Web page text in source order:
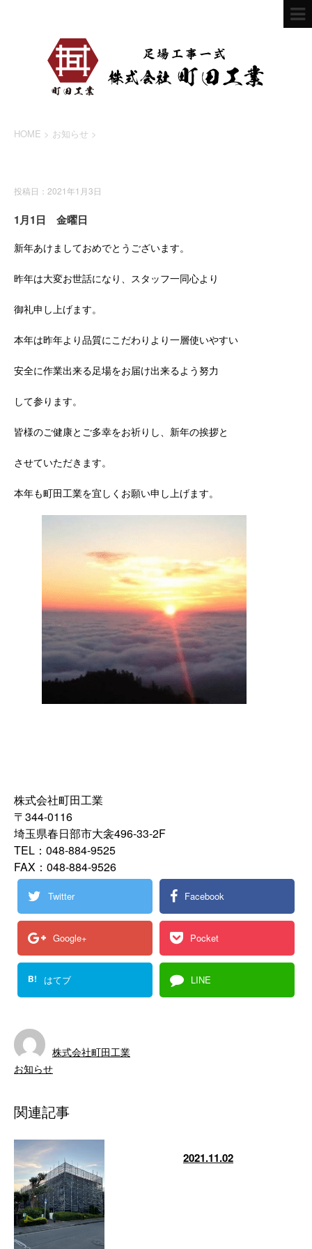
HOME > お知らせ >
投稿日：2021年1月3日
1月1日 金曜日
新年あけましておめでとうございます。
昨年は大変お世話になり、スタッフ一同心より
御礼申し上げます。
本年は昨年より品質にこだわりより一層使いやすい
安全に作業出来る足場をお届け出来るよう努力
して参ります。
皆様のご健康とご多幸をお祈りし、新年の挨拶と
させていただきます。
本年も町田工業を宜しくお願い申し上げます。
株式会社町田工業
〒344-0116
埼玉県春日部市大衾496-33-2F
TEL：048-884-9525
FAX：048-884-9526
Twitter Facebook
Google+ Pocket
B! はてブ LINE
株式会社町田工業
お知らせ
関連記事
2021.11.02